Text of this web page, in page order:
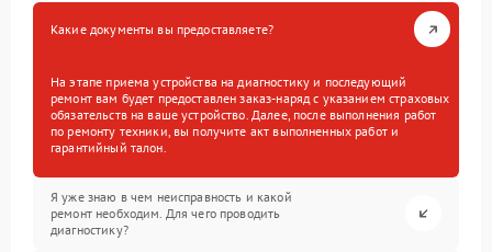
Какие документы вы предоставляете?
На этапе приема устройства на диагностику и последующий
ремонт вам будет предоставлен заказ-наряд с указанием страховых
обязательств на ваше устройство. Далее, после выполнения работ
по ремонту техники, вы получите акт выполненных работ и
гарантийный талон.
Я уже знаю в чем неисправность и какой
ремонт необходим. Для чего проводить
диагностику?